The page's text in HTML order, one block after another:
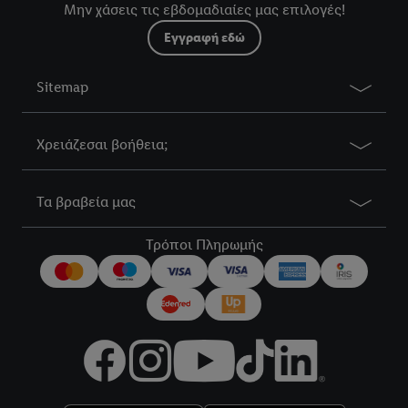
Μην χάσεις τις εβδομαδιαίες μας επιλογές!
Εγγραφή εδώ
Sitemap
Χρειάζεσαι βοήθεια;
Τα βραβεία μας
Τρόποι Πληρωμής